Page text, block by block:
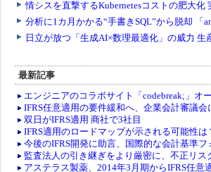
最新記事
エンジニアのコラボサイト「codebreak;」オ
IFRS任意適用の要件緩和へ、企業会計審議会
双日がIFRS適用 商社で3社目
IFRS適用のロードマップが示される可能性
今後のIFRS開発に助言、国際的な会計基準フ
監査法人の引き継ぎをより厳密に、不正リス
アステラス製薬、2014年3月期からIFRS任意